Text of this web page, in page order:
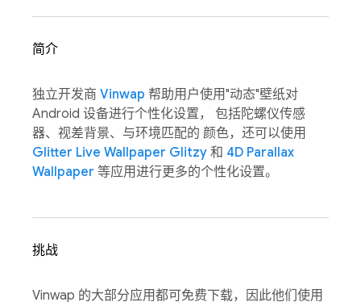
简介
独立开发商 Vinwap 帮助用户使用"动态"壁纸对
Android 设备进行个性化设置， 包括陀螺仪传感
器、视差背景、与环境匹配的 颜色，还可以使用
Glitter Live Wallpaper Glitzy 和 4D Parallax
Wallpaper 等应用进行更多的个性化设置。
挑战
Vinwap 的大部分应用都可免费下载，因此他们使用